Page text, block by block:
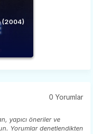
(2004)
0 Yorumlar
yapıcı öneriler ve
Yorumlar denetlendikten